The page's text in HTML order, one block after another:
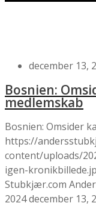
december 13,
Bosnien:
medlemskab
Bosnien: Omsider
https://
content/uploads/
igen-
Stubkjær.com
2024december 13,